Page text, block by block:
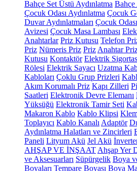
Bahçe Set Üstü Aydınlatma Bahçe
Çocuk Odası Aydınlatma Çocuk
Duvar Aydınlatmaları Çocuk
Avizesi Çocuk Masa Lambası
Anahtarlar Priz Kutusu Telefon
Priz Nümeris Priz Priz Anahtar
Kutusu Kontaktör Elektrik
Rölesi Elektrik Sayacı Uzatma
Kabloları Çoklu Grup Prizleri
Akım Korumalı Priz Kapı Zilleri
Saatleri Elektronik Devre Elemanı
Yüksüğü Elektronik Tamir Seti
Makaron Kablo Kablo Klipsi
Toplayıcı Kablo Kanalı Adaptör
Aydınlatma Halatları ve Zincirleri
Paneli Lityum Akü Jel Akü
AHŞAP VE İNŞAAT Ahşap Yer
ve Aksesuarları Süpürgelik Boya
Boyaları Tempare Boyası Boya